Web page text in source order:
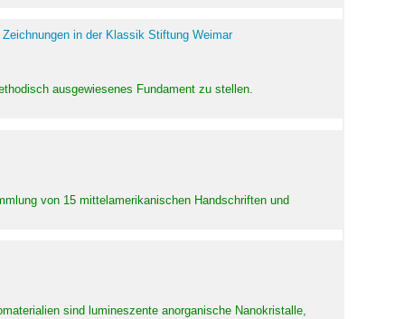
in der Klassik Stiftung Weimar
ausgewiesenes Fundament zu stellen.
von 15 mittelamerikanischen Handschriften und
sind lumineszente anorganische Nanokristalle,